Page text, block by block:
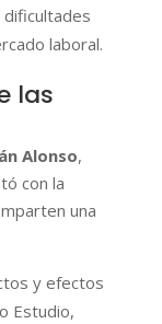
laboral.
las
Alonso,
con la
una
y efectos
Estudio,